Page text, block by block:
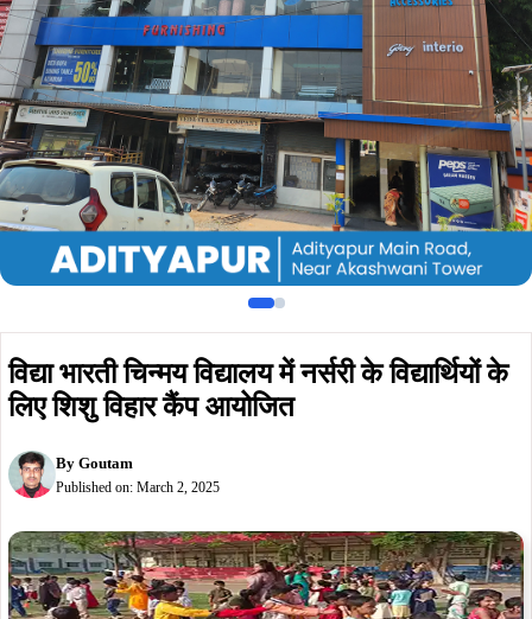
लिए शिशु विहार कैंप आयोजित
ByGoutam
Published on:March 2, 2025
Summarize : With ChatGPT
जनसंवाद, जमशेदपुर:विद्या भारती चिन्मय विद्यालय में शनिवार को कक्षा
नर्सरी के विद्यार्थियों के लिए शिशु विहार कैंप का आयोजन किया गया।
कार्यक्रम की शुरूआत विद्यालय प्राचार्या मीना विल्खु द्वारा दीप